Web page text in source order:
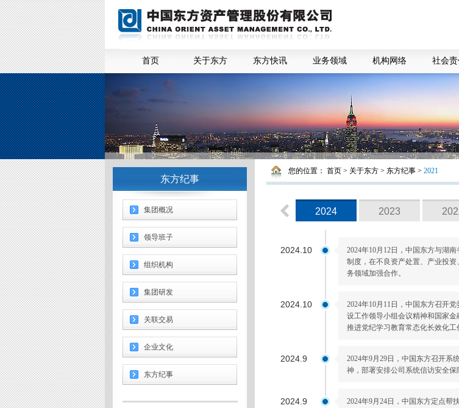
首页 关于东方 东方快讯 业务领域 机构网络 社会
东方纪事
集团概况
领导班子
组织机构
集团研发
关联交易
企业文化
东方纪事
您的位置： 首页 > 关于东方 > 东方纪事 > 2021
2024 2023
2024.10
2024年10月12日，中国东方与湖
制度，在不良资产处置、产业投
务领域加强合作。
2024.10
2024年10月11日，中国东方召开
设工作领导小组会议精神和国家
推进党纪学习教育常态化长效化工
2024.9
2024年9月29日，中国东方召开系
神，部署安排公司系统信访安全保
2024.9
2024年9月24日，中国东方定点帮